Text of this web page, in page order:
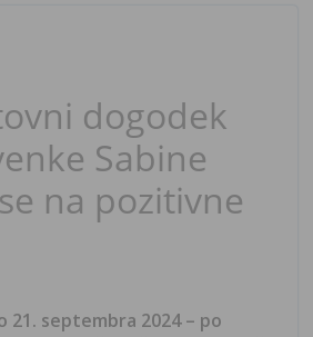
dogodek
Sabine
na pozitivne
21. septembra 2024 – po